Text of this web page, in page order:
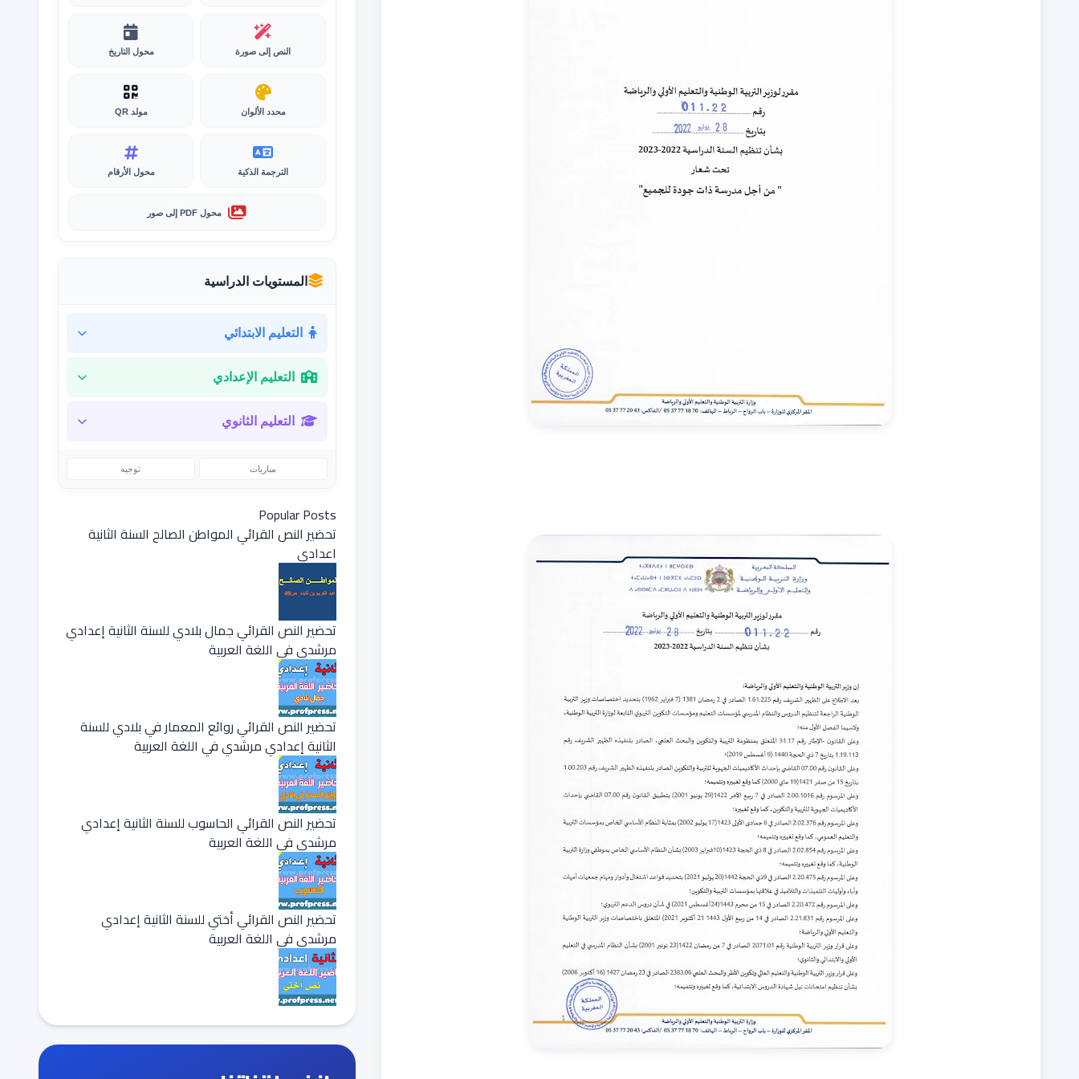
النص إلى صورة محول التاريخ
محدد الألوان مولد QR
الترجمة الذكية محول الأرقام
محول PDF إلى صور
المستويات الدراسية
التعليم الابتدائي
التعليم الإعدادي
التعليم الثانوي
مباريات توجيه
Popular Posts
تحضير النص القرائي المواطن الصالح السنة الثانية
اعدادي
تحضير النص القرائي جمال بلادي للسنة الثانية إعدادي
مرشدي في اللغة العربية
تحضير النص القرائي روائع المعمار في بلادي للسنة
الثانية إعدادي مرشدي في اللغة العربية
تحضير النص القرائي الحاسوب للسنة الثانية إعدادي
مرشدي في اللغة العربية
تحضير النص القرائي أختي للسنة الثانية إعدادي
مرشدي في اللغة العربية